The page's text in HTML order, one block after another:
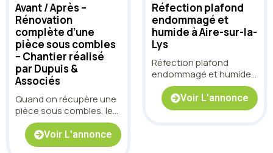
Avant / Après –
Rénovation
complète d’une
pièce sous combles
– Chantier réalisé
par Dupuis &
Associés
Quand on récupère une
pièce sous combles, le
défi est toujours le
même : rattraper les
supports, gérer les
Voir L'annonce
Réfection plafond
endommagé et
humide à Aire-sur-la-
Lys
Réfection plafond
endommagé et humide
à Aire-sur-la-Lys
Voir L'annonce